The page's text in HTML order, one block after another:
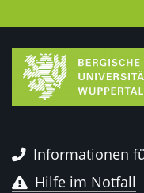
Informationen
Hilfe im Notfall